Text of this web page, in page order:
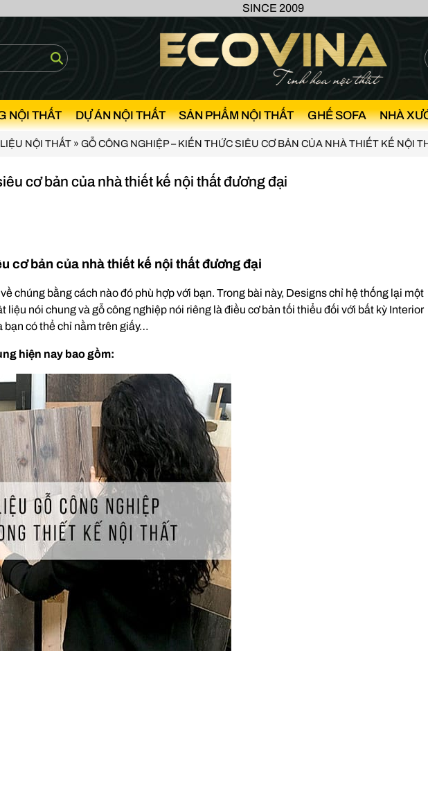
SINCE 2009
NỘI THẤT DỰ ÁN NỘI THẤT SẢN PHẨM NỘI THẤT GHẾ SOFA NHÀ
NỘI THẤT » GỖ CÔNG NGHIỆP – KIẾN THỨC SIÊU CƠ BẢN CỦA NHÀ THIẾT KẾ NỘI
cơ bản của nhà thiết kế nội thất đương đại
cơ bản của nhà thiết kế nội thất đương đại
chúng bằng cách nào đó phù hợp với bạn. Trong bài này, Designs chỉ hệ thống lại một
liệu nói chung và gỗ công nghiệp nói riêng là điều cơ bản tối thiểu đối với bất kỳ Interior
bạn có thể chỉ nằm trên giấy…
hiện nay bao gồm: